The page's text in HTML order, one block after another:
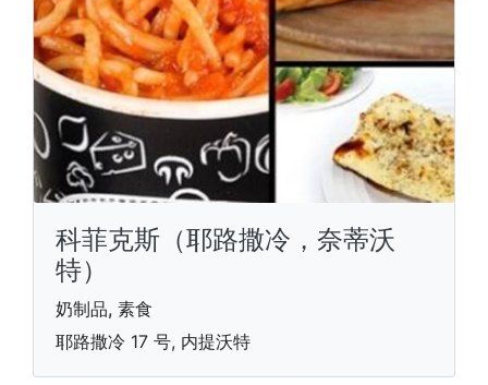
科菲克斯（耶路撒冷，奈蒂沃
特）
奶制品, 素食
耶路撒冷 17 号, 内提沃特